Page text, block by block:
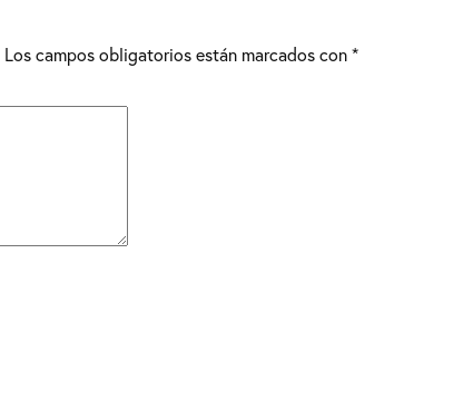
Los campos obligatorios están marcados con*